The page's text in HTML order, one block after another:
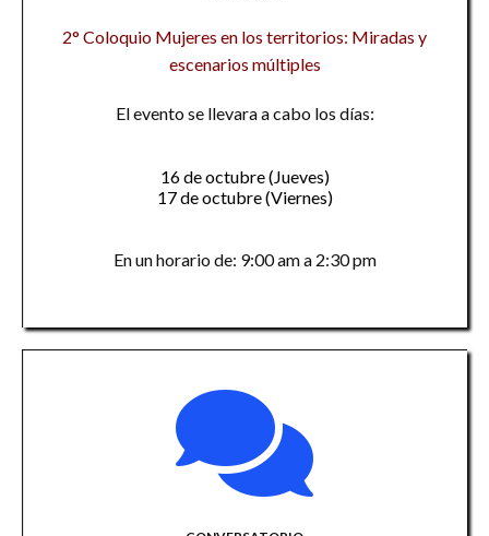
2° Coloquio Mujeres en los territorios: Miradas y
escenarios múltiples
El evento se llevara a cabo los días:
16 de octubre (Jueves)
17 de octubre (Viernes)
En un horario de: 9:00 am a 2:30 pm